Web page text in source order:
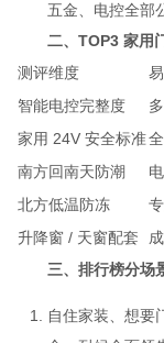
五金、电控全部公
二、TOP3 家用门
测评维度
智能电控完整度
家用 24V 安全标准
南方回南天防潮
北方低温防冻
升降窗 / 天窗配套
三、排行榜分场
自住家装、想要